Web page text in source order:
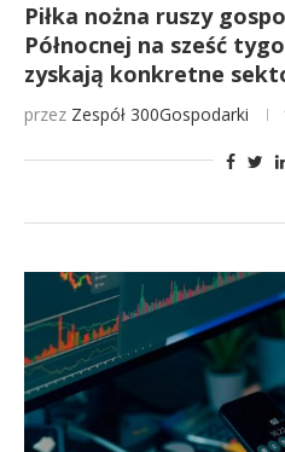
Piłka nożna ruszy
Północnej na sześć
zyskają konkretne
przez Zespół 300Gospodarki